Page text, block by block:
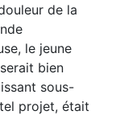
de la
le jeune
bien
sous-
projet, était